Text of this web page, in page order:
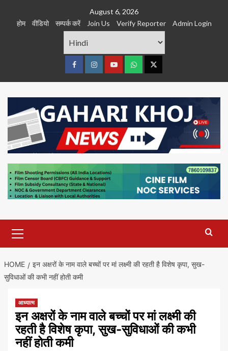
August 6, 2026
होम
वीडियो सम्पर्क करें Join Us Verify Reporter Admin Login
FacebookInstagramyoutubeWhatsTwitter
Menu
HOME
इन अक्षरों के नाम वाले बच्चों पर मां लक्ष्मी की रहती है विशेष कृपा, सुख-
सुविधाओं की कभी नहीं होती कमी
आध्यात्म
इन अक्षरों के नाम वाले बच्चों पर मां लक्ष्मी की
रहती है विशेष कृपा, सुख-सुविधाओं की कभी
नहीं होती कमी